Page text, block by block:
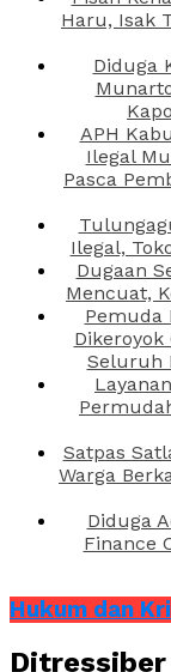
Haru, Isak
Diduga
APH
Ilegal
Pasca
Ilegal,
Dugaan
Mencuat,
Pemuda
Seluruh
Satpas
Warga
Diduga
Finance
Hukum dan